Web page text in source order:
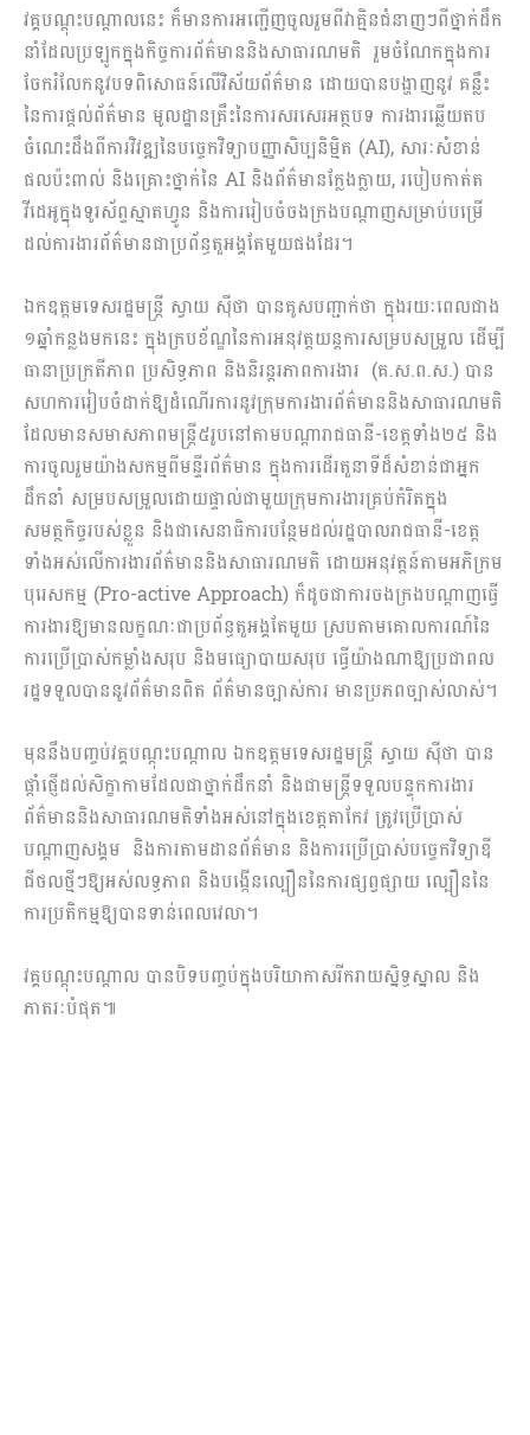
វគ្គបណ្តុះបណ្តាលនេះ ក៏មានការអញ្ជើញចូលរួមពីវាគ្មិនជំនាញៗពីថ្នាក់ដឹក​
នាំដែលប្រឡូកក្នុងកិច្ច​កា​រព័ត៌មាននិងសាធារណមតិ រួមចំណែកក្នុងការ
ចែករំលែកនូវបទពិសោធន៍លើវិស័យព័ត៌មាន ដោ​យ​​បានបង្ហាញនូវ គន្លឹះ
នៃការផ្តល់ព័ត៌មាន មូលដ្ឋានគ្រឹះនៃការសរសេរអត្ថបទ ការងារឆ្លើយតប
ចំណេះដឹងពីការវិវឌ្ឍនៃបច្ចេកវិទ្យាបញ្ញាសិប្បនិម្មិត (AI), សារៈសំខាន់
ផលប៉ះពាល់ និងគ្រោះ​ថ្នាក់​នៃ AI និងព័ត៌មានក្លែងក្លាយ, របៀបកាត់ត
វីដេអូក្នុងទូរស័ព្ទស្មាតហ្វូន និងការរៀបចំចងក្រង​ប​ណ្តាញសម្រាប់បម្រើ
ដល់ការងារព័ត៌មានជាប្រព័ន្ធតួអង្គតែមួយផងដែរ។
ឯកឧត្តមទេសរដ្ឋមន្ត្រី ស្វាយ ស៊ីថា បានគូសបញ្ជាក់ថា ក្នុងរយៈពេលជាង
១ឆ្នាំកន្លងមកនេះ ក្នុង​ក្រប​ខ័ណ្ឌនៃការអនុវត្តយន្តការសម្របសម្រួល ដើម្បី
ធានាប្រក្រតីភាព ប្រសិទ្ធភាព និងនិរន្តរភា​ពការងារ (គ.ស.ព.ស.​) ​បាន
សហការរៀបចំដាក់ឱ្យដំណើរការនូវក្រុមការងារព័ត៌មាននិងសាធា​រណ​មតិ
ដែលមានសមាសភាពមន្ត្រី៥រូបនៅតាមបណ្តារាជធានី-ខេត្តទាំង២៥ និង
ការចូលរួមយ៉ាង​សក​ម្មពីមន្ទីរព័ត៌មាន ក្នុងការដើរតួនាទីដ៏សំខាន់ជាអ្នក
ដឹកនាំ សម្របសម្រួលដោយផ្ទាល់ជាមួយ​ក្រុម​​ការងា​រគ្រប់​កំរិតក្នុង
សមត្ថកិច្ចរបស់ខ្លួន និងជាសេនាធិការបន្ថែមដល់រដ្ឋបាលរាជធានី-ខេត្ត​
ទាំង​​អស់លើការងារព័ត៌មាននិងសាធារណមតិ ដោយអនុវត្តន៍តាមអភិក្រម
បុរេសកម្ម (Pro-active Approach) ក៏ដូចជាការចងក្រងបណ្តាញធ្វើ
ការងារឱ្យមានលក្ខណៈជាប្រព័ន្ធតួអង្គតែមួយ ស្រប​តាម​គោលការណ៍នៃ
ការប្រើប្រាស់កម្លាំងសរុប និងមធ្យោបាយសរុប ធ្វើយ៉ាងណាឱ្យប្រជាពល​
រដ្ឋ​ទទួ​លបាននូវព័ត៌មានពិត ព័ត៌មានច្បាស់ការ មានប្រភពច្បាស់លាស់។
មុននឹងបញ្ចប់វគ្គបណ្តុះបណ្តាល ឯកឧត្តមទេសរដ្ឋមន្ត្រី ស្វាយ ស៊ីថា បាន
ផ្ដាំផ្ញើដល់​សិក្ខាកាម​ដែល​ជាថ្នាក់ដឹកនាំ និងជាមន្ត្រីទទួលបន្ទុកការងារ
ព័ត៌មាននិងសាធារណមតិទាំងអស់នៅក្នុងខេត្តតាកែវ ត្រូវប្រើប្រាស់
បណ្តាញសង្គម និងការតាមដានព័ត៌មាន និងការប្រើប្រាស់បច្ចេកវិទ្យាឌី​
ជីថ​លថ្មីៗ​ឱ្យអស់លទ្ធភាព និងបង្កើនល្បឿននៃការផ្សព្វផ្សាយ ល្បឿននៃ
ការប្រតិកម្មឱ្យបានទាន់ពេលវេលា។
វគ្គបណ្តុះបណ្តាល បានបិទបញ្ចប់ក្នុងបរិយាកាសរីករាយស្និទ្ធស្នាល និង
ភាតរៈបំផុត៕